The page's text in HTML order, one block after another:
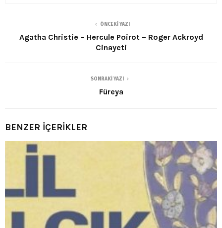
ÖNCEKI YAZI
Agatha Christie – Hercule Poirot – Roger Ackroyd
Cinayeti
SONRAKI YAZI
Füreya
BENZER İÇERİKLER